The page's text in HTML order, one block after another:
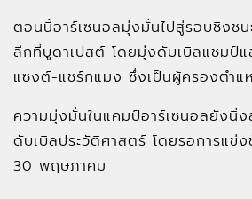
ตอนนี้อาร์เซนอลมุ่งมั่นไปสู่รอบชิงช
ลีกที่บูดาเปสต์ โดยมุ่งดับเบิลแชมป์แ
แซงต์-แชร์กแมง ซึ่งเป็นผู้ครองตำแ
ความมุ่งมั่นในแคมป์อาร์เซนอลยังนิ่
ดับเบิลประวัติศาสตร์ โดยรอการแข่
30 พฤษภาคม